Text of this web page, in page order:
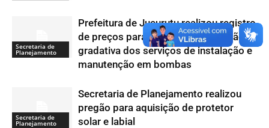
Secretaria de
Planejamento
Prefeitura de Jucurutu realizou registro
de preços para possível contratação
gradativa dos serviços de instalação e
manutenção em bombas
Secretaria de
Planejamento
Secretaria de Planejamento realizou
pregão para aquisição de protetor
solar e labial